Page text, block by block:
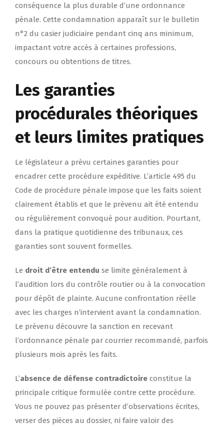
conséquence la plus durable d’une ordonnance
pénale. Cette condamnation apparaît sur le bulletin
n°2 du casier judiciaire pendant cinq ans minimum,
impactant votre accès à certaines professions,
concours ou obtentions de titres.
Les garanties
procédurales théoriques
et leurs limites pratiques
Le législateur a prévu certaines garanties pour
encadrer cette procédure expéditive. L’article 495 du
Code de procédure pénale impose que les faits soient
clairement établis et que le prévenu ait été entendu
ou régulièrement convoqué pour audition. Pourtant,
dans la pratique quotidienne des tribunaux, ces
garanties sont souvent formelles.
Le droit d’être entendu se limite généralement à
l’audition lors du contrôle routier ou à la convocation
pour dépôt de plainte. Aucune confrontation réelle
avec les charges n’intervient avant la condamnation.
Le prévenu découvre la sanction en recevant
l’ordonnance pénale par courrier recommandé, parfois
plusieurs mois après les faits.
L’absence de défense contradictoire constitue la
principale critique formulée contre cette procédure.
Vous ne pouvez pas présenter d’observations écrites,
verser des pièces au dossier, ni faire valoir des